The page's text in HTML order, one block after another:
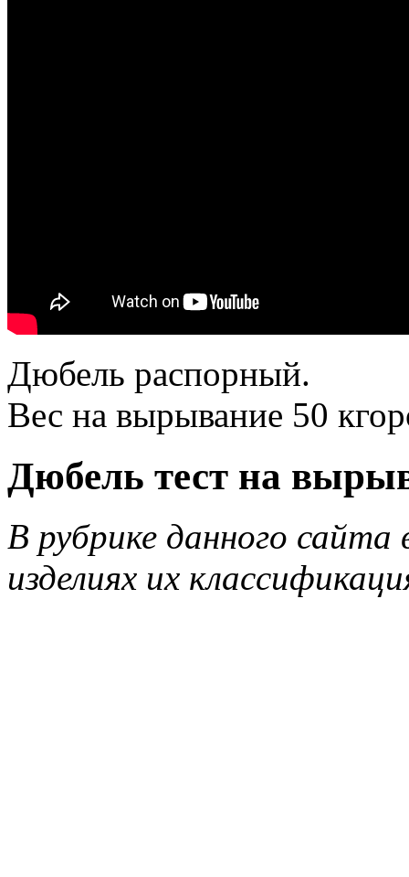
Дюбель распорный.
Вес на вырывание 50
Дюбель тест на
В рубрике данного
изделиях их